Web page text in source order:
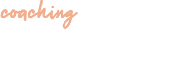
coaching